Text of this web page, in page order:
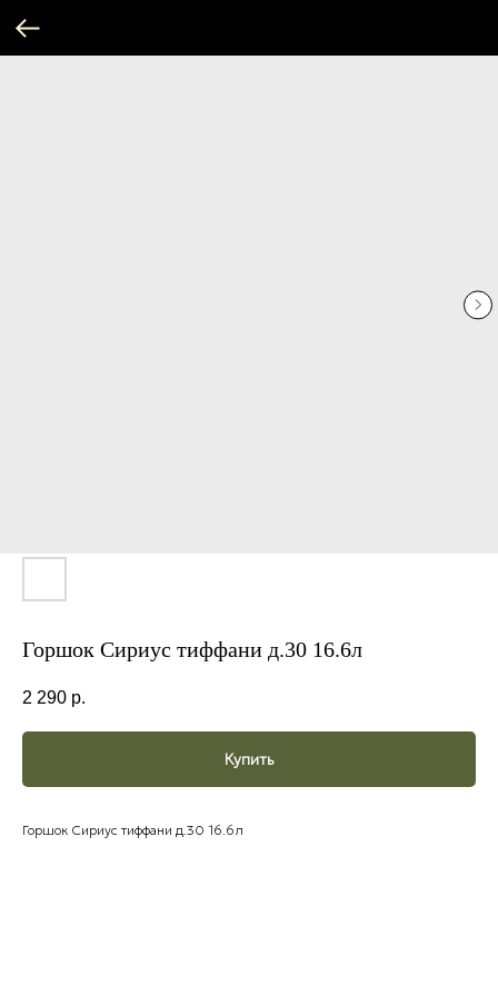
Горшок Сириус тиффани д.30 16.6л
2 290 р.
Купить
Горшок Сириус тиффани д.30 16.6л